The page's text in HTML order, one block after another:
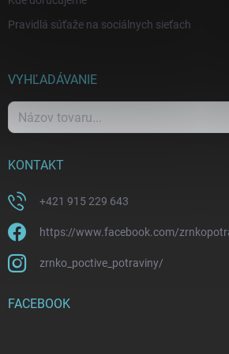
Pravidlá súťaže na sociálnych sieťach
VYHĽADÁVANIE
KONTAKT
+421 915 229 643
https://www.facebook.com/
zrnko_poctive_potraviny/
FACEBOOK